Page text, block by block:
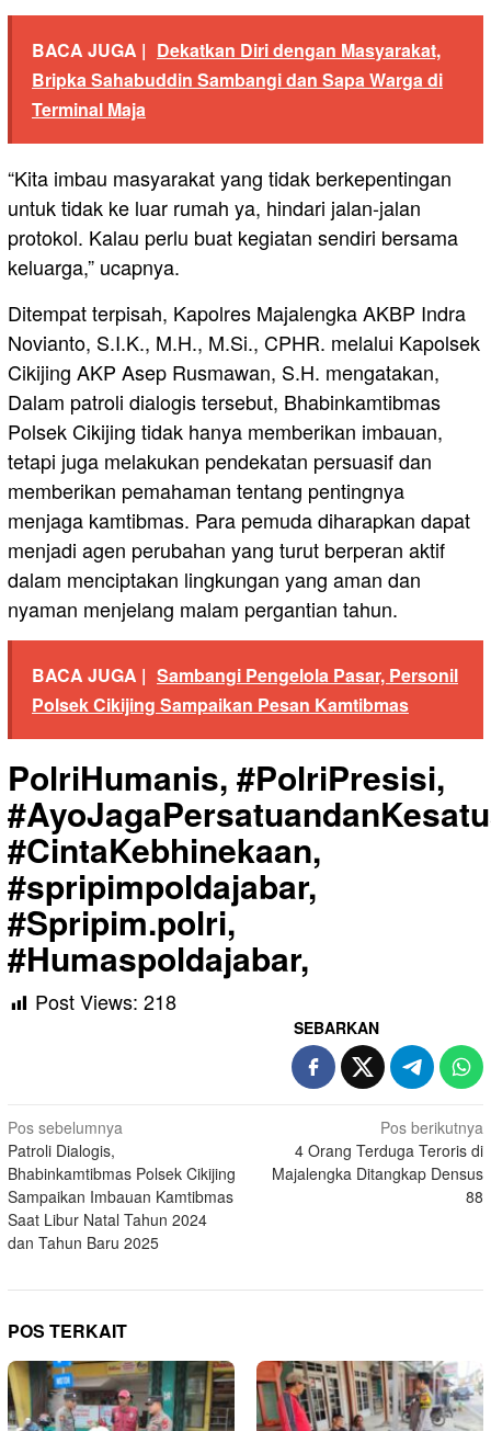
BACA JUGA | Dekatkan Diri dengan Masyarakat,
Bripka Sahabuddin Sambangi dan Sapa Warga di
Terminal Maja
“Kita imbau masyarakat yang tidak berkepentingan
untuk tidak ke luar rumah ya, hindari jalan-jalan
protokol. Kalau perlu buat kegiatan sendiri bersama
keluarga,” ucapnya.
Ditempat terpisah, Kapolres Majalengka AKBP Indra
Novianto, S.I.K., M.H., M.Si., CPHR. melalui Kapolsek
Cikijing AKP Asep Rusmawan, S.H. mengatakan,
Dalam patroli dialogis tersebut, Bhabinkamtibmas
Polsek Cikijing tidak hanya memberikan imbauan,
tetapi juga melakukan pendekatan persuasif dan
memberikan pemahaman tentang pentingnya
menjaga kamtibmas. Para pemuda diharapkan dapat
menjadi agen perubahan yang turut berperan aktif
dalam menciptakan lingkungan yang aman dan
nyaman menjelang malam pergantian tahun.
BACA JUGA | Sambangi Pengelola Pasar, Personil
Polsek Cikijing Sampaikan Pesan Kamtibmas
PolriHumanis, #PolriPresisi,
#CintaKebhinekaan,
#spripimpoldajabar,
#Spripim.polri,
#Humaspoldajabar,
Post Views: 218
SEBARKAN
Navigasi
pos
Pos sebelumnya
Patroli Dialogis,
Bhabinkamtibmas Polsek Cikijing
Sampaikan Imbauan Kamtibmas
Saat Libur Natal Tahun 2024
dan Tahun Baru 2025
Pos berikutnya
4 Orang Terduga Teroris di
Majalengka Ditangkap Densus
88
POS TERKAIT